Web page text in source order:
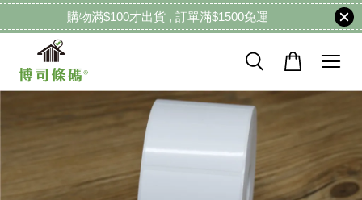
購物滿$100才出貨 , 訂單滿$1500免運